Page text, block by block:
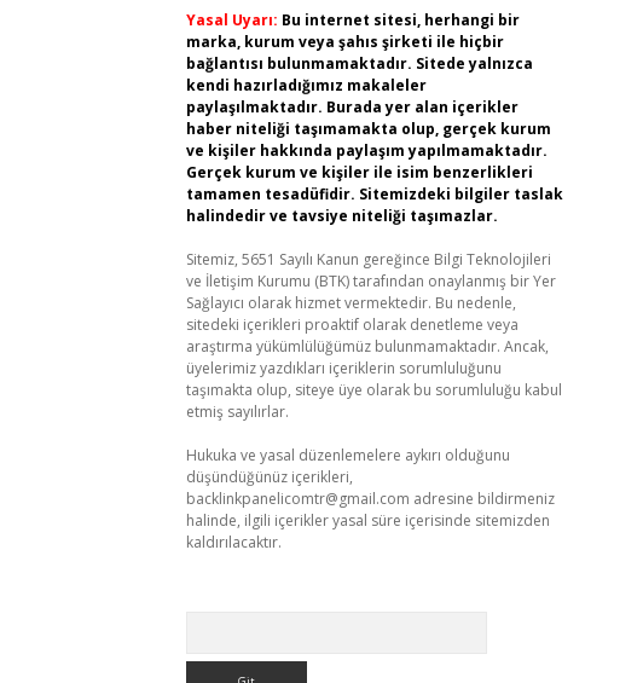
Yasal Uyarı: Bu internet sitesi, herhangi bir
marka, kurum veya şahıs şirketi ile hiçbir
bağlantısı bulunmamaktadır. Sitede yalnızca
kendi hazırladığımız makaleler
paylaşılmaktadır. Burada yer alan içerikler
haber niteliği taşımamakta olup, gerçek kurum
ve kişiler hakkında paylaşım yapılmamaktadır.
Gerçek kurum ve kişiler ile isim benzerlikleri
tamamen tesadüfidir. Sitemizdeki bilgiler taslak
halindedir ve tavsiye niteliği taşımazlar.
Sitemiz, 5651 Sayılı Kanun gereğince Bilgi Teknolojileri
ve İletişim Kurumu (BTK) tarafından onaylanmış bir Yer
Sağlayıcı olarak hizmet vermektedir. Bu nedenle,
sitedeki içerikleri proaktif olarak denetleme veya
araştırma yükümlülüğümüz bulunmamaktadır. Ancak,
üyelerimiz yazdıkları içeriklerin sorumluluğunu
taşımakta olup, siteye üye olarak bu sorumluluğu kabul
etmiş sayılırlar.
Hukuka ve yasal düzenlemelere aykırı olduğunu
düşündüğünüz içerikleri,
backlinkpanelicomtr@gmail.com adresine bildirmeniz
halinde, ilgili içerikler yasal süre içerisinde sitemizden
kaldırılacaktır.